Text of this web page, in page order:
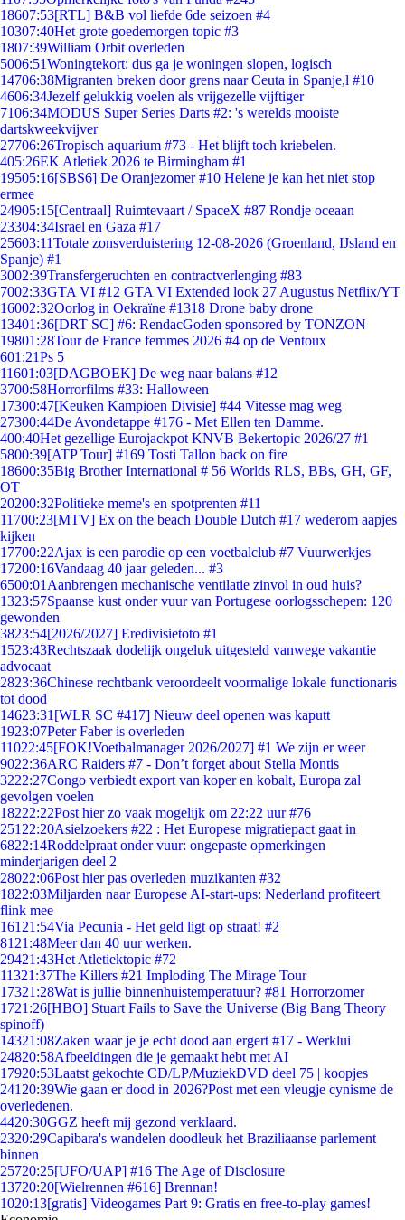
18607:53[RTL] B&B vol liefde 6de seizoen #4
10307:40Het grote goedemorgen topic #3
1807:39William Orbit overleden
5006:51Woningtekort: dus ga je woningen slopen, logisch
14706:38Migranten breken door grens naar Ceuta in Spanje,l #10
4606:34Jezelf gelukkig voelen als vrijgezelle vijftiger
7106:34MODUS Super Series Darts #2: 's werelds mooiste
dartskweekvijver
27706:26Tropisch aquarium #73 - Het blijft toch kriebelen.
405:26EK Atletiek 2026 te Birmingham #1
19505:16[SBS6] De Oranjezomer #10 Helene je kan het niet stop
ermee
24905:15[Centraal] Ruimtevaart / SpaceX #87 Rondje oceaan
23304:34Israel en Gaza #17
25603:11Totale zonsverduistering 12-08-2026 (Groenland, IJsland en
Spanje) #1
3002:39Transfergeruchten en contractverlenging #83
7002:33GTA VI #12 GTA VI Extended look 27 Augustus Netflix/YT
16002:32Oorlog in Oekraïne #1318 Drone baby drone
13401:36[DRT SC] #6: RendacGoden sponsored by TONZON
19801:28Tour de France femmes 2026 #4 op de Ventoux
601:21Ps 5
11601:03[DAGBOEK] De weg naar balans #12
3700:58Horrorfilms #33: Halloween
17300:47[Keuken Kampioen Divisie] #44 Vitesse mag weg
27300:44De Avondetappe #176 - Met Ellen ten Damme.
400:40Het gezellige Eurojackpot KNVB Bekertopic 2026/27 #1
5800:39[ATP Tour] #169 Tosti Tallon back on fire
18600:35Big Brother International # 56 Worlds RLS, BBs, GH, GF,
OT
20200:32Politieke meme's en spotprenten #11
11700:23[MTV] Ex on the beach Double Dutch #17 wederom aapjes
kijken
17700:22Ajax is een parodie op een voetbalclub #7 Vuurwerkjes
17200:16Vandaag 40 jaar geleden... #3
6500:01 Aanbrengen mechanische ventilatie zinvol in oud huis?
1323:57Spaanse kust onder vuur van Portugese oorlogsschepen: 120
gewonden
3823:54[2026/2027] Eredivisietoto #1
1523:43Rechtszaak dodelijk ongeluk uitgesteld vanwege vakantie
advocaat
2823:36Chinese rechtbank veroordeelt voormalige lokale functionaris
tot dood
14623:31 [WLR SC #417] Nieuw deel openen was kaputt
1923:07Peter Faber is overleden
11022:45[FOK!Voetbalmanager 2026/2027] #1 We zijn er weer
9022:36ARC Raiders #7 - Don’t forget about Stella Montis
3222:27Congo verbiedt export van koper en kobalt, Europa zal
gevolgen voelen
18222:22Post hier zo vaak mogelijk om 22:22 uur #76
251 22:20Asielzoekers #22 : Het Europese migratiepact gaat in
6822:14Roddelpraat onder vuur: ongepaste opmerkingen
minderjarigen deel 2
28022:06Post hier pas overleden muzikanten #32
1822:03Miljarden naar Europese AI-start-ups: Nederland profiteert
flink mee
161 21:54Via Pecunia - Het geld ligt op straat! #2
81 21:48Meer dan 40 uur werken.
29421:43Het Atletiektopic #72
11321:37The Killers #21 Imploding The Mirage Tour
17321:28Wat is jullie binnenhuistemperatuur? #81 Horrorzomer
1721:26[HBO] Stuart Fails to Save the Universe (Big Bang Theory
spinoff)
14321:08Zaken waar je je echt dood aan ergert #17 - Werklui
24820:58Afbeeldingen die je gemaakt hebt met AI
17920:53Laatst gekochte CD/LP/MuziekDVD deel 75 | koopjes
241 20:39Wie gaan er dood in 2026?Post met een vleugje cynisme de
overledenen.
4420:30GGZ heeft mij gezond verklaard.
2320:29Capibara's wandelen doodleuk het Braziliaanse parlement
binnen
25720:25[UFO/UAP] #16 The Age of Disclosure
13720:20[Wielrennen #616] Brennan!
1020:13[gratis] Videogames Part 9: Gratis en free-to-play games!